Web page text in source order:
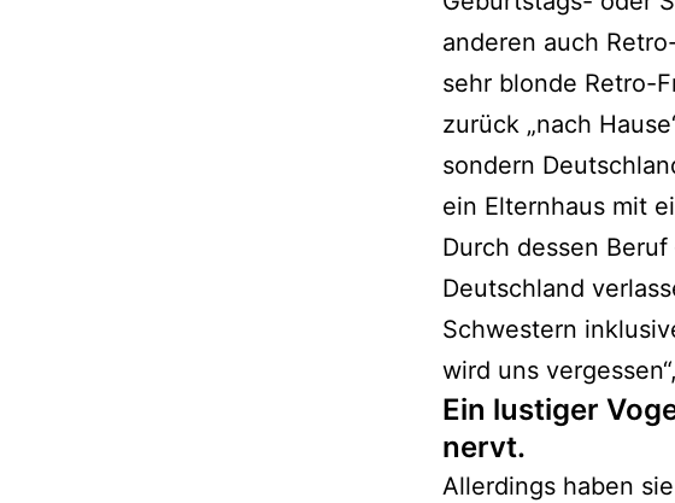
anderen auch
sehr blonde Retro-
zurück „nach
sondern
ein Elternhaus mit
Durch dessen
Deutschland
Schwestern
wird uns
Ein lustiger
nervt.
Allerdings haben